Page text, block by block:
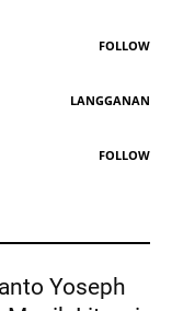
FOLLOW
LANGGANAN
FOLLOW
Yoseph